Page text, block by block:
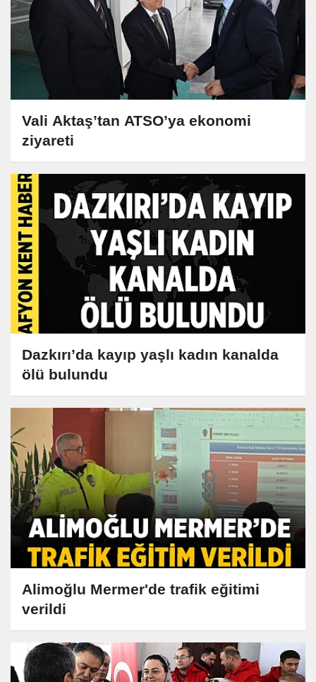
Vali Aktaş’tan ATSO’ya ekonomi
ziyareti
Dazkırı’da kayıp yaşlı kadın kanalda
ölü bulundu
Alimoğlu Mermer'de trafik eğitimi
verildi